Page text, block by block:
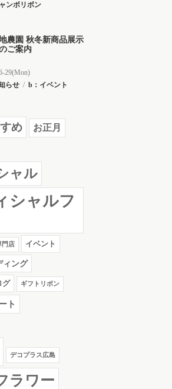
ンボリボン
農園 秋冬新商品展示
ご案内
29(Mon)
らせ / b：イベント
め お正月
ャル
シャルフ
門店 イベント
ィング
グ ギフトリボン
ト
デコプラス広島
ラワー